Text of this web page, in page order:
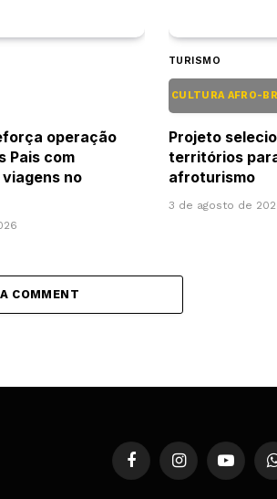
operação
Pais com
no
TURISMO
CULTURA AFRO-
Projeto
territórios
afroturismo
3 de agosto de
COMMENT
FacebookInstagramYouTube